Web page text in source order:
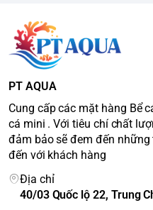
PT AQUA
Cung cấp các mặt hàng Bể
cá mini . Với tiêu chí chất
đảm bảo sẽ đem đến
đến với khách hàng
Địa chỉ
40/03 Quốc lộ 22, Trung